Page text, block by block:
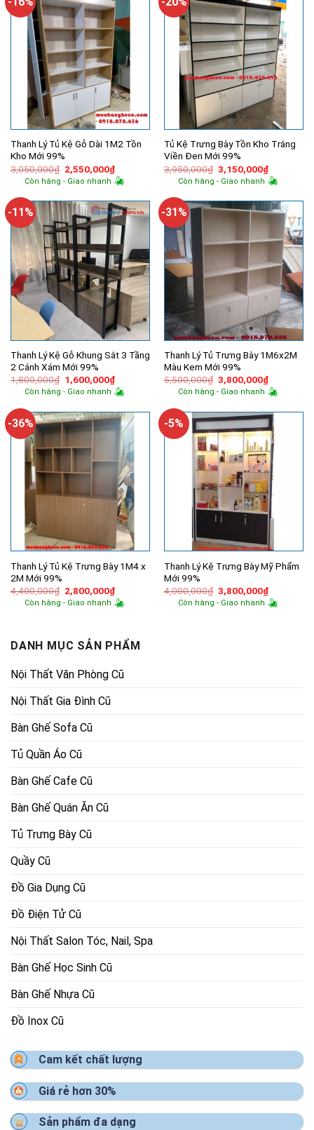
Thanh Lý Tủ Kệ Gỗ Dài 1M2 Tồn
Kho Mới 99%
3,050,000₫ Giá
gốc
là:
2,550,000₫Giá
hiện
tại
2,550,000₫.
Còn hàng - Giao nhanh
Tủ Kệ Trưng Bày Tồn Kho Trắng
Viền Đen Mới 99%
3,950,000₫ Giá
gốc
là:
3,150,000₫Giá
hiện
tại
Còn hàng - Giao nhanh
-11%
Thanh Lý Kệ Gỗ Khung Sắt 3 Tầng
2 Cánh Xám Mới 99%
1,800,000₫ Giá
gốc
là:
1,600,000₫Giá
hiện
tại
1,600,000₫.
Còn hàng - Giao nhanh
-31%
Thanh Lý Tủ Trưng Bày 1M6x2M
Màu Kem Mới 99%
5,500,000₫ Giá
gốc
là:
3,800,000₫Giá
hiện
tại
Còn hàng - Giao nhanh
-36%
Thanh Lý Tủ Kệ Trưng Bày 1M4 x
2M Mới 99%
4,400,000₫ Giá
gốc
là:
2,800,000₫Giá
hiện
tại
Còn hàng - Giao nhanh
-5%
Thanh Lý Kệ Trưng Bày Mỹ Phẩm
Mới 99%
4,000,000₫ Giá
gốc
là:
3,800,000₫Giá
hiện
tại
Còn hàng - Giao nhanh
DANH MỤC SẢN PHẨM
Nội Thất Văn Phòng Cũ
Nội Thất Gia Đình Cũ
Bàn Ghế Sofa Cũ
Tủ Quần Áo Cũ
Bàn Ghế Cafe Cũ
Bàn Ghế Quán Ăn Cũ
Tủ Trưng Bày Cũ
Quầy Cũ
Đồ Gia Dụng Cũ
Đồ Điện Tử Cũ
Nội Thất Salon Tóc, Nail, Spa
Bàn Ghế Học Sinh Cũ
Bàn Ghế Nhựa Cũ
Đồ Inox Cũ
Cam kết chất lượng
Giá rẻ hơn 30%
Sản phẩm đa dạng